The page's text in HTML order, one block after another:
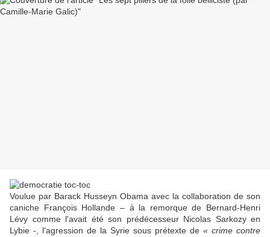
Voulue par Barack Husseyn Obama avec la collaboration de son
caniche François Hollande – à la remorque de Bernard-Henri
Lévy comme l'avait été son prédécesseur Nicolas Sarkozy en
Lybie -, l'agression de la Syrie sous prétexte de « crime contre